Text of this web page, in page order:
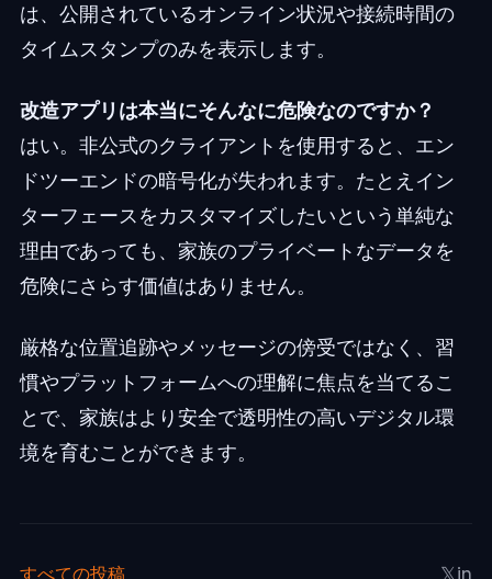
は、公開されているオンライン状況や接続時間の
タイムスタンプのみを表示します。
改造アプリは本当にそんなに危険なのですか？
はい。非公式のクライアントを使用すると、エン
ドツーエンドの暗号化が失われます。たとえイン
ターフェースをカスタマイズしたいという単純な
理由であっても、家族のプライベートなデータを
危険にさらす価値はありません。
厳格な位置追跡やメッセージの傍受ではなく、習
慣やプラットフォームへの理解に焦点を当てるこ
とで、家族はより安全で透明性の高いデジタル環
境を育むことができます。
すべての投稿 𝕏in